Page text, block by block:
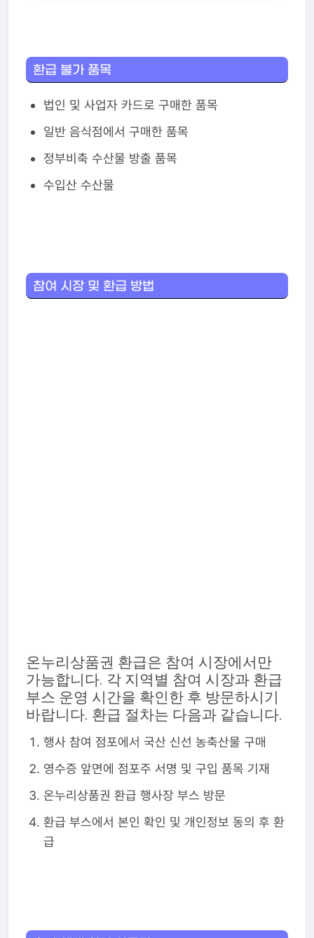
환급 불가 품목
법인 및 사업자 카드로 구매한 품목
일반 음식점에서 구매한 품목
정부비축 수산물 방출 품목
수입산 수산물
참여 시장 및 환급 방법
온누리상품권 환급은 참여 시장에서만
가능합니다. 각 지역별 참여 시장과 환급
부스 운영 시간을 확인한 후 방문하시기
바랍니다. 환급 절차는 다음과 같습니다.
행사 참여 점포에서 국산 신선 농축산물 구매
영수증 앞면에 점포주 서명 및 구입 품목 기재
온누리상품권 환급 행사장 부스 방문
환급 부스에서 본인 확인 및 개인정보 동의 후 환
급